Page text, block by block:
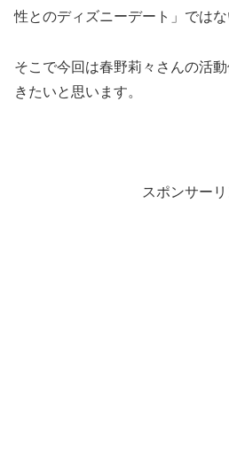
性とのディズニーデート」ではな
そこで今回は春野莉々さんの活
きたいと思います。
スポンサーリ